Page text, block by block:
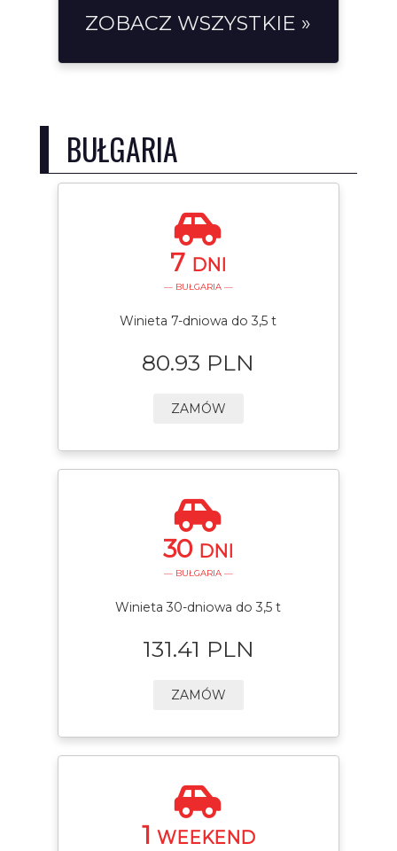
ZOBACZ WSZYSTKIE »
BUŁGARIA
7 DNI
— BUŁGARIA —
Winieta 7-dniowa do 3,5 t
80.93 PLN
ZAMÓW
30 DNI
— BUŁGARIA —
Winieta 30-dniowa do 3,5 t
131.41 PLN
ZAMÓW
1 WEEKEND